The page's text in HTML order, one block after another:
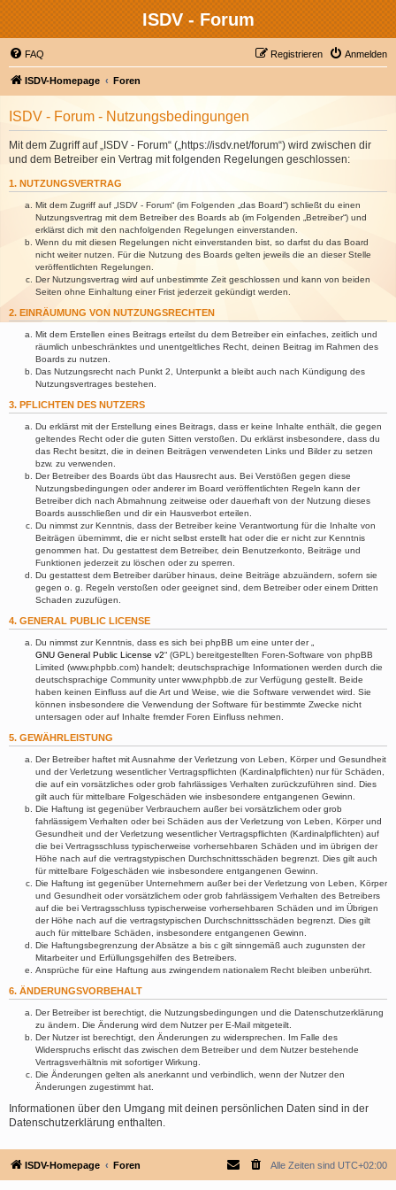
ISDV - Forum
FAQ Anmelden
Registrieren
ISDV-Homepage Foren
ISDV - Forum - Nutzungsbedingungen
Mit dem Zugriff auf „ISDV - Forum“ („https://isdv.net/forum“) wird zwischen dir
und dem Betreiber ein Vertrag mit folgenden Regelungen geschlossen:
1. NUTZUNGSVERTRAG
Mit dem Zugriff auf „ISDV - Forum“ (im Folgenden „das Board“) schließt du einen
Nutzungsvertrag mit dem Betreiber des Boards ab (im Folgenden „Betreiber“) und
erklärst dich mit den nachfolgenden Regelungen einverstanden.
Wenn du mit diesen Regelungen nicht einverstanden bist, so darfst du das Board
nicht weiter nutzen. Für die Nutzung des Boards gelten jeweils die an dieser Stelle
veröffentlichten Regelungen.
Der Nutzungsvertrag wird auf unbestimmte Zeit geschlossen und kann von beiden
Seiten ohne Einhaltung einer Frist jederzeit gekündigt werden.
2. EINRÄUMUNG VON NUTZUNGSRECHTEN
Mit dem Erstellen eines Beitrags erteilst du dem Betreiber ein einfaches, zeitlich und
räumlich unbeschränktes und unentgeltliches Recht, deinen Beitrag im Rahmen des
Boards zu nutzen.
Das Nutzungsrecht nach Punkt 2, Unterpunkt a bleibt auch nach Kündigung des
Nutzungsvertrages bestehen.
3. PFLICHTEN DES NUTZERS
Du erklärst mit der Erstellung eines Beitrags, dass er keine Inhalte enthält, die gegen
geltendes Recht oder die guten Sitten verstoßen. Du erklärst insbesondere, dass du
das Recht besitzt, die in deinen Beiträgen verwendeten Links und Bilder zu setzen
bzw. zu verwenden.
Der Betreiber des Boards übt das Hausrecht aus. Bei Verstößen gegen diese
Nutzungsbedingungen oder anderer im Board veröffentlichten Regeln kann der
Betreiber dich nach Abmahnung zeitweise oder dauerhaft von der Nutzung dieses
Boards ausschließen und dir ein Hausverbot erteilen.
Du nimmst zur Kenntnis, dass der Betreiber keine Verantwortung für die Inhalte von
Beiträgen übernimmt, die er nicht selbst erstellt hat oder die er nicht zur Kenntnis
genommen hat. Du gestattest dem Betreiber, dein Benutzerkonto, Beiträge und
Funktionen jederzeit zu löschen oder zu sperren.
Du gestattest dem Betreiber darüber hinaus, deine Beiträge abzuändern, sofern sie
gegen o. g. Regeln verstoßen oder geeignet sind, dem Betreiber oder einem Dritten
Schaden zuzufügen.
4. GENERAL PUBLIC LICENSE
Du nimmst zur Kenntnis, dass es sich bei phpBB um eine unter der „
GNU General Public License v2“ (GPL) bereitgestellten Foren-Software von phpBB
Limited (www.phpbb.com) handelt; deutschsprachige Informationen werden durch die
deutschsprachige Community unter www.phpbb.de zur Verfügung gestellt. Beide
haben keinen Einfluss auf die Art und Weise, wie die Software verwendet wird. Sie
können insbesondere die Verwendung der Software für bestimmte Zwecke nicht
untersagen oder auf Inhalte fremder Foren Einfluss nehmen.
5. GEWÄHRLEISTUNG
Der Betreiber haftet mit Ausnahme der Verletzung von Leben, Körper und Gesundheit
und der Verletzung wesentlicher Vertragspflichten (Kardinalpflichten) nur für Schäden,
die auf ein vorsätzliches oder grob fahrlässiges Verhalten zurückzuführen sind. Dies
gilt auch für mittelbare Folgeschäden wie insbesondere entgangenen Gewinn.
Die Haftung ist gegenüber Verbrauchern außer bei vorsätzlichem oder grob
fahrlässigem Verhalten oder bei Schäden aus der Verletzung von Leben, Körper und
Gesundheit und der Verletzung wesentlicher Vertragspflichten (Kardinalpflichten) auf
die bei Vertragsschluss typischerweise vorhersehbaren Schäden und im übrigen der
Höhe nach auf die vertragstypischen Durchschnittsschäden begrenzt. Dies gilt auch
für mittelbare Folgeschäden wie insbesondere entgangenen Gewinn.
Die Haftung ist gegenüber Unternehmern außer bei der Verletzung von Leben, Körper
und Gesundheit oder vorsätzlichem oder grob fahrlässigem Verhalten des Betreibers
auf die bei Vertragsschluss typischerweise vorhersehbaren Schäden und im Übrigen
der Höhe nach auf die vertragstypischen Durchschnittsschäden begrenzt. Dies gilt
auch für mittelbare Schäden, insbesondere entgangenen Gewinn.
Die Haftungsbegrenzung der Absätze a bis c gilt sinngemäß auch zugunsten der
Mitarbeiter und Erfüllungsgehilfen des Betreibers.
Ansprüche für eine Haftung aus zwingendem nationalem Recht bleiben unberührt.
6. ÄNDERUNGSVORBEHALT
Der Betreiber ist berechtigt, die Nutzungsbedingungen und die Datenschutzerklärung
zu ändern. Die Änderung wird dem Nutzer per E-Mail mitgeteilt.
Der Nutzer ist berechtigt, den Änderungen zu widersprechen. Im Falle des
Widerspruchs erlischt das zwischen dem Betreiber und dem Nutzer bestehende
Vertragsverhältnis mit sofortiger Wirkung.
Die Änderungen gelten als anerkannt und verbindlich, wenn der Nutzer den
Änderungen zugestimmt hat.
Informationen über den Umgang mit deinen persönlichen Daten sind in der
Datenschutzerklärung enthalten.
ISDV-Homepage Foren Alle Zeiten sind UTC+02:00